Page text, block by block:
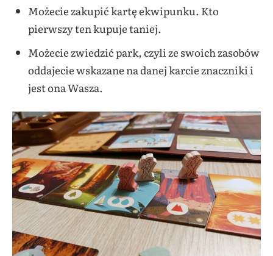
Możecie zakupić kartę ekwipunku. Kto
pierwszy ten kupuje taniej.
Możecie zwiedzić park, czyli ze swoich zasobów
oddajecie wskazane na danej karcie znaczniki i
jest ona Wasza.